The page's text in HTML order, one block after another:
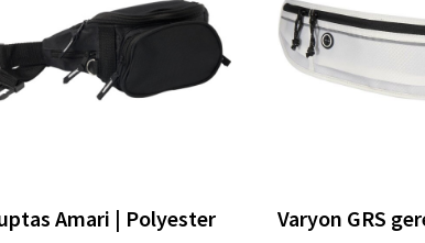
Amari | Polyester
Varyon GRS